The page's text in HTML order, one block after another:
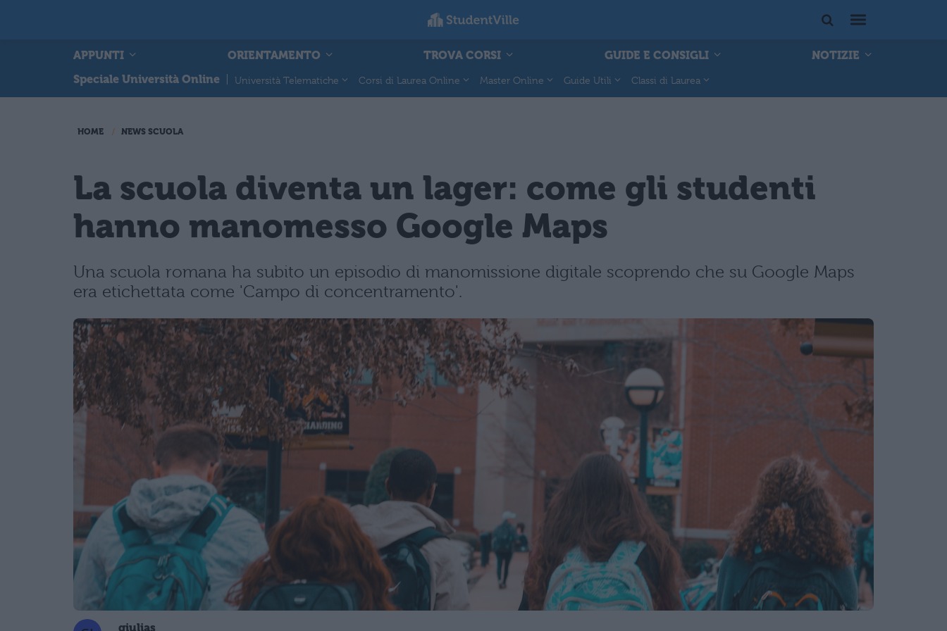
APPUNTI ORIENTAMENTO TROVA CORSI GUIDE E CONSIGLI
NOTIZIE
Speciale Università Online
Università Telematiche Corsi di Laurea Online Master Online Guide Utili Classi di Laurea
HOME NEWS SCUOLA
La scuola diventa un lager: come gli studenti
hanno manomesso Google Maps
Una scuola romana ha subito un episodio di manomissione digitale scoprendo che su Google Maps
era etichettata come 'Campo di concentramento'.
giulias